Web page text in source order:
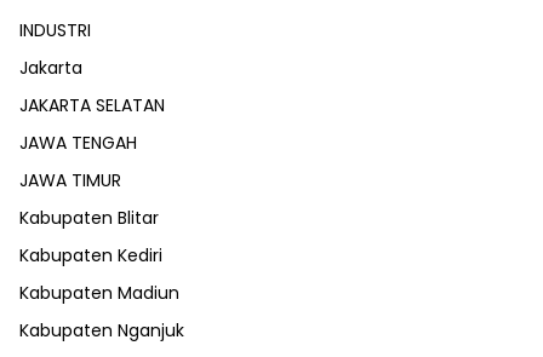
INDUSTRI
Jakarta
JAKARTA SELATAN
JAWA TENGAH
JAWA TIMUR
Kabupaten Blitar
Kabupaten Kediri
Kabupaten Madiun
Kabupaten Nganjuk